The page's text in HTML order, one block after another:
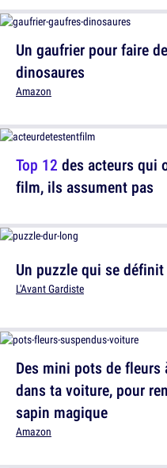
Top 12 des acteurs qui
film, ils assument pas
Des mini pots de fleurs
dans ta voiture, pour
sapin magique
Amazon
Un gaufrier pour faire
dinosaures
Amazon
Un puzzle qui se
L'Avant Gardiste